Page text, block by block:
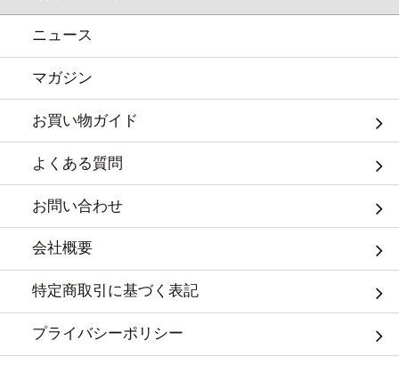
ニュース
マガジン
お買い物ガイド
よくある質問
お問い合わせ
会社概要
特定商取引に基づく表記
プライバシーポリシー